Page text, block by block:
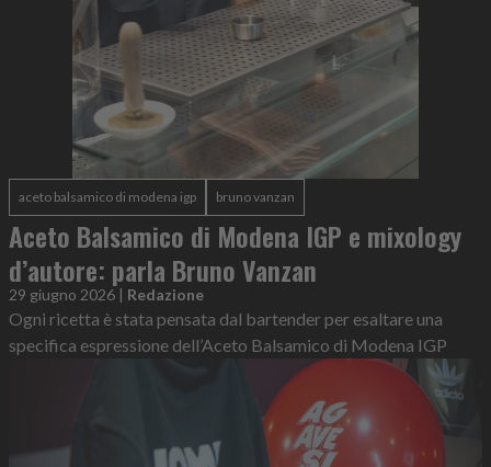
aceto balsamico di modena igp bruno vanzan
Aceto Balsamico di Modena IGP e mixology
d’autore: parla Bruno Vanzan
29 giugno 2026 | Redazione
Ogni ricetta è stata pensata dal bartender per esaltare una
specifica espressione dell’Aceto Balsamico di Modena IGP